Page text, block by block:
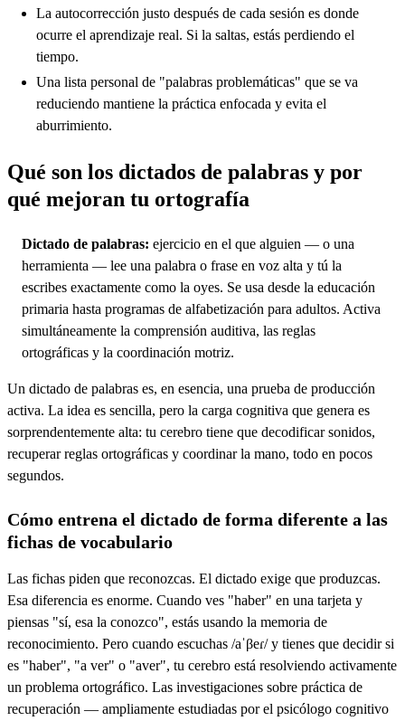
La autocorrección justo después de cada sesión es donde
ocurre el aprendizaje real. Si la saltas, estás perdiendo el
tiempo.
Una lista personal de "palabras problemáticas" que se va
reduciendo mantiene la práctica enfocada y evita el
aburrimiento.
Qué son los dictados de palabras y por
qué mejoran tu ortografía
Dictado de palabras: ejercicio en el que alguien — o una
herramienta — lee una palabra o frase en voz alta y tú la
escribes exactamente como la oyes. Se usa desde la educación
primaria hasta programas de alfabetización para adultos. Activa
simultáneamente la comprensión auditiva, las reglas
ortográficas y la coordinación motriz.
Un dictado de palabras es, en esencia, una prueba de producción
activa. La idea es sencilla, pero la carga cognitiva que genera es
sorprendentemente alta: tu cerebro tiene que decodificar sonidos,
recuperar reglas ortográficas y coordinar la mano, todo en pocos
segundos.
Cómo entrena el dictado de forma diferente a las
fichas de vocabulario
Las fichas piden que reconozcas. El dictado exige que produzcas.
Esa diferencia es enorme. Cuando ves "haber" en una tarjeta y
piensas "sí, esa la conozco", estás usando la memoria de
reconocimiento. Pero cuando escuchas /aˈβeɾ/ y tienes que decidir si
es "haber", "a ver" o "aver", tu cerebro está resolviendo activamente
un problema ortográfico. Las investigaciones sobre práctica de
recuperación — ampliamente estudiadas por el psicólogo cognitivo